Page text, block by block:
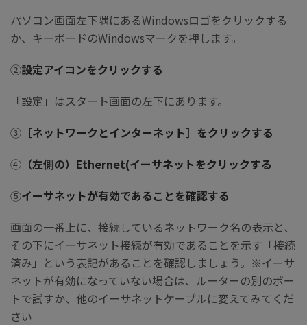
パソコン画面左下隅にあるWindowsロゴをクリックする
か、キーボードのWindowsマークを押します。
②設定アイコンをクリックする
「設定」はスタート画面の左下にあります。
③ ［ネットワークとインターネット］をクリックする
④ （左側の） Ethernet(イーサネットをクリックする
⑤イーサネットが有効であることを確認する
画面の一番上に、接続しているネットワーク名の表示と、
その下にイーサネット接続が有効であることを示す「接続
済み」という表記があることを確認しましょう。※イーサ
ネットが有効になっていない場合は、ルーターの別のポー
トで試すか、他のイーサネットケーブルに変えてみてくだ
さい